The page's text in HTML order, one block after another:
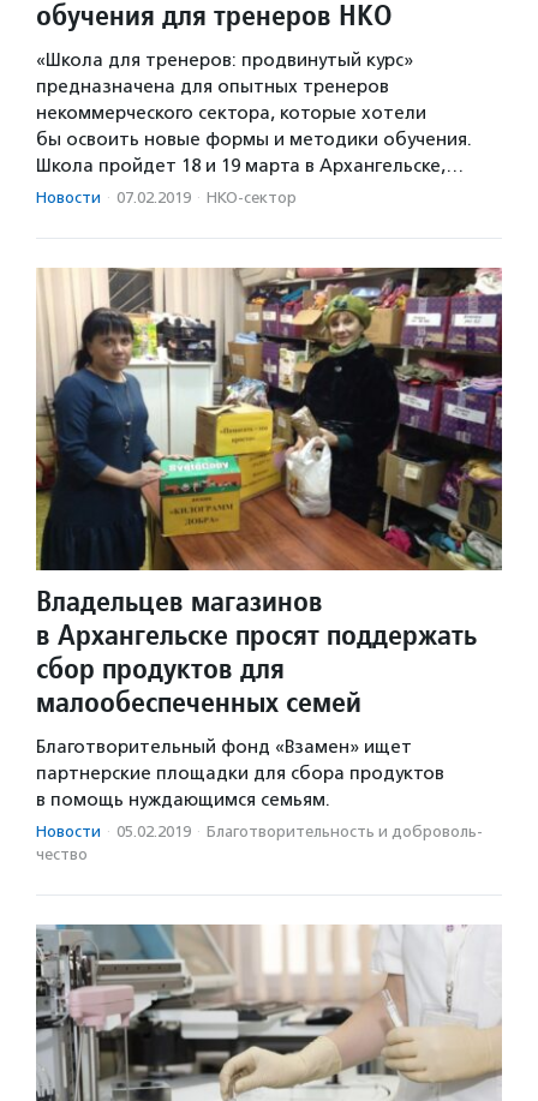
обучения для тренеров НКО
«Школа для тренеров: продвинутый курс»
предназначена для опытных тренеров
некоммерческого сектора, которые хотели
бы освоить новые формы и методики обучения.
Школа пройдет 18 и 19 марта в Архангельске,…
Новости · 07.02.2019 · НКО-сектор
Владельцев магазинов
в Архангельске просят поддержать
сбор продуктов для
малообеспеченных семей
Благотворительный фонд «Взамен» ищет
партнерские площадки для сбора продуктов
в помощь нуждающимся семьям.
Новости · 05.02.2019 · Благотвори­тель­ность и доброволь­
чест­во